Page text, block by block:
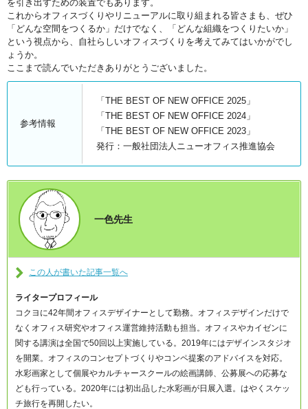
を引き出すための装置でもあります。
これからオフィスづくりやリニューアルに取り組まれる皆さまも、ぜひ
「どんな空間をつくるか」だけでなく、「どんな組織をつくりたいか」
という視点から、自社らしいオフィスづくりを考えてみてはいかがでし
ょうか。
ここまで読んでいただきありがとうございました。
参考情報
「THE BEST OF NEW OFFICE 2025」
「THE BEST OF NEW OFFICE 2024」
「THE BEST OF NEW OFFICE 2023」
発行：一般社団法人ニューオフィス推進協会
一色先生
この人が書いた記事一覧へ
ライタープロフィール
コクヨに42年間オフィスデザイナーとして勤務。オフィスデザインだけで
なくオフィス研究やオフィス運営維持活動も担当。オフィスやカイゼンに
関する講演は全国で50回以上実施している。2019年にはデザインスタジオ
を開業。オフィスのコンセプトづくりやコンペ提案のアドバイスを対応。
水彩画家として個展やカルチャースクールの絵画講師、公募展への応募な
ども行っている。2020年には初出品した水彩画が日展入選。はやくスケッ
チ旅行を再開したい。